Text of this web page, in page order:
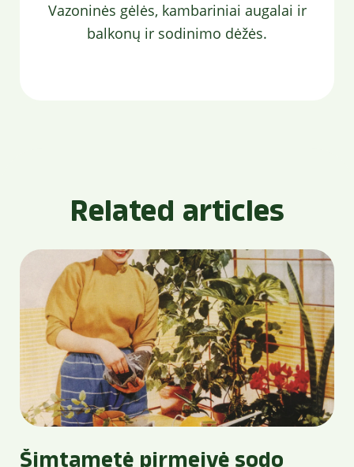
Vazoninės gėlės, kambariniai augalai ir
balkonų ir sodinimo dėžės.
Related articles
Šimtametė pirmeivė sodo